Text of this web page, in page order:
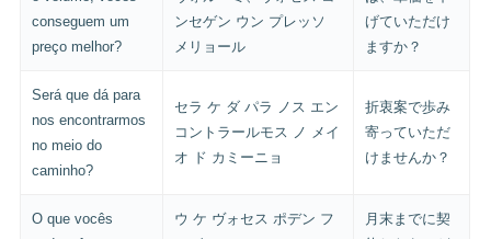
conseguem um
preço melhor?
ンセゲン ウン プレッソ
メリョール
げていただけ
ますか？
Será que dá para
nos encontrarmos
no meio do
caminho?
セラ ケ ダ パラ ノス エン
コントラールモス ノ メイ
オ ド カミーニョ
折衷案で歩み
寄っていただ
けませんか？
O que vocês
ウ ケ ヴォセス ポデン フ
月末までに契